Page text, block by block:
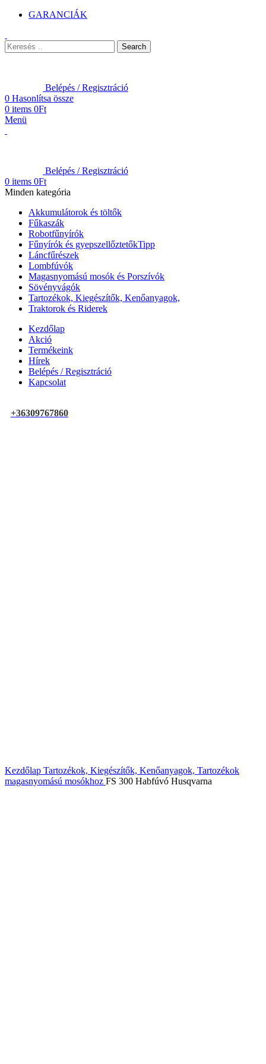
GARANCIÁK
Search
Belépés / Regisztráció
0 Hasonlítsa össze
0 items 0Ft
Menü
Belépés / Regisztráció
0 items 0Ft
Minden kategória
Akkumulátorok és töltők
Fűkaszák
Robotfűnyírók
Fűnyírók és gyepszellőztetőkTipp
Láncfűrészek
Lombfúvók
Magasnyomású mosók és Porszívók
Sövényvágók
Tartozékok, Kiegészítők, Kenőanyagok,
Traktorok és Riderek
Kezdőlap
Akció
Termékeink
Hírek
Belépés / Regisztráció
Kapcsolat
+36309767860
Kezdőlap Tartozékok, Kiegészítők, Kenőanyagok, Tartozékok
magasnyomású mosókhoz FS 300 Habfúvó Husqvarna